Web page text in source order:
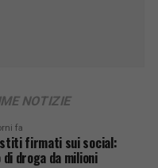
NOTIZIE
fa
firmati sui social:
droga da milioni